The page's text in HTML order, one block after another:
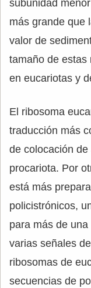
subunidad
más grande que
valor de
tamaño de estas
en eucariotas y
El ribosoma
traducción más
de colocación
procariota. Por
está más
policistrónicos,
para más de
varias señales
ribosomas de
secuencias de